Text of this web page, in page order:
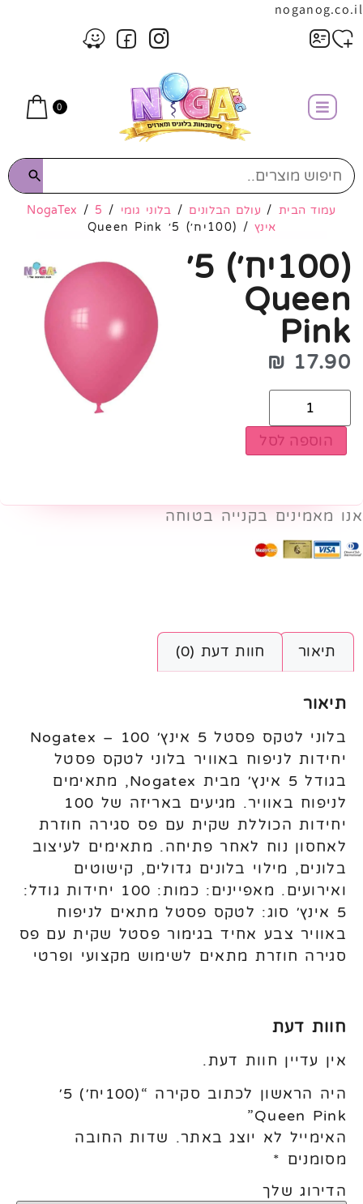
noganog.co.il
0
עמוד הבית / עולם הבלונים / בלוני גומי /
NogaTex / 5
אינץ/ (100יח׳) 5׳ Queen Pink
(100יח׳) 5׳
Queen
Pink
17.90
₪
הוספה לסל
אנו מאמינים בקנייה בטוחה
תיאור חוות דעת (0)
תיאור
בלוני לטקס פסטל 5 אינץ׳ Nogatex – 100
יחידות לניפוח באוויר בלוני לטקס פסטל
בגודל 5 אינץ׳ מבית Nogatex, מתאימים
לניפוח באוויר. מגיעים באריזה של 100
יחידות הכוללת שקית עם פס סגירה חוזרת
לאחסון נוח לאחר פתיחה. מתאימים לעיצוב
בלונים, מילוי בלונים גדולים, קישוטים
ואירועים. מאפיינים: כמות: 100 יחידות גודל:
5 אינץ׳ סוג: לטקס פסטל מתאים לניפוח
באוויר צבע אחיד בגימור פסטל שקית עם פס
סגירה חוזרת מתאים לשימוש מקצועי ופרטי
חוות דעת
אין עדיין חוות דעת.
היה הראשון לכתוב סקירה “(100יח׳) 5׳
Queen Pink”
האימייל לא יוצג באתר. שדות החובה
מסומנים *
הדירוג שלך